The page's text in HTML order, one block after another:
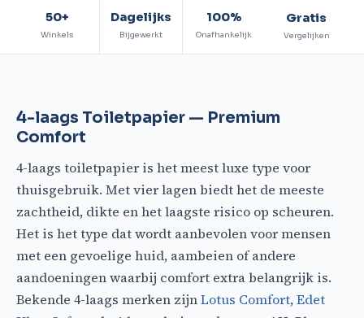
50+
Winkels
Dagelijks
Bijgewerkt
100%
Onafhankelijk
Gratis
Vergelijken
4-laags Toiletpapier — Premium
Comfort
4-laags toiletpapier is het meest luxe type voor
thuisgebruik. Met vier lagen biedt het de meeste
zachtheid, dikte en het laagste risico op scheuren.
Het is het type dat wordt aanbevolen voor mensen
met een gevoelige huid, aambeien of andere
aandoeningen waarbij comfort extra belangrijk is.
Bekende 4-laags merken zijnLotus Comfort,Edet